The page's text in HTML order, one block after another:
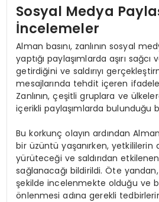
Sosyal Medya
İncelemeler
Alman basını, zanlının sosyal
yaptığı paylaşımlarda aşırı sağcı
getirdiğini ve saldırıyı
mesajlarında tehdit içeren ifadeler
Zanlının, çeşitli gruplara ve
içerikli paylaşımlarda bulunduğu
Bu korkunç olayın ardından
bir üzüntü yaşanırken, yetkililerin
yürüteceği ve saldırıdan
sağlanacağı bildirildi. Öte yandan,
şekilde incelenmekte olduğu ve
önlenmesi adına gerekli